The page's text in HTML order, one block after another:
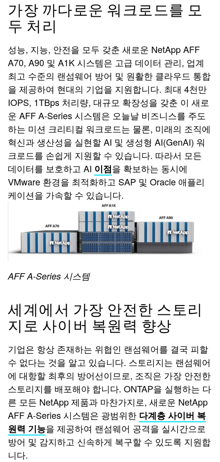
가장 까다로운 워크로드를 모
두 처리
성능, 지능, 안전을 모두 갖춘 새로운 NetApp AFF
A70, A90 및 A1K 시스템은 고급 데이터 관리, 업계
최고 수준의 랜섬웨어 방어 및 원활한 클라우드 통합
을 제공하여 현대의 기업을 지원합니다. 최대 4천만
IOPS, 1TBps 처리량, 대규모 확장성을 갖춘 이 새로
운 AFF A-Series 시스템은 오늘날 비즈니스를 주도
하는 미션 크리티컬 워크로드는 물론, 미래의 조직에
혁신과 생산성을 실현할 AI 및 생성형 AI(GenAI) 워
크로드를 손쉽게 지원할 수 있습니다. 따라서 모든
데이터를 보호하고 AI 이점을 확보하는 동시에
VMware 환경을 최적화하고 SAP 및 Oracle 애플리
케이션을 가속할 수 있습니다.
AFF A-Series 시스템
세계에서 가장 안전한 스토리
지로 사이버 복원력 향상
기업은 항상 존재하는 위협인 랜섬웨어를 결국 피할
수 없다는 것을 알고 있습니다. 스토리지는 랜섬웨어
에 대항할 최후의 방어선이므로, 조직은 가장 안전한
스토리지를 배포해야 합니다. ONTAP을 실행하는 다
른 모든 NetApp 제품과 마찬가지로, 새로운 NetApp
AFF A-Series 시스템은 광범위한 다계층 사이버 복
원력 기능을 제공하여 랜섬웨어 공격을 실시간으로
방어 및 감지하고 신속하게 복구할 수 있도록 지원합
니다.